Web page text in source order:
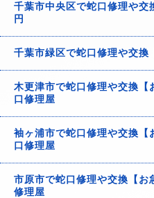
千葉市中央区で蛇口修理や
円
千葉市緑区で蛇口修理や交換
木更津市で蛇口修理や交換
口修理屋
袖ヶ浦市で蛇口修理や交換
口修理屋
市原市で蛇口修理や交換【
修理屋